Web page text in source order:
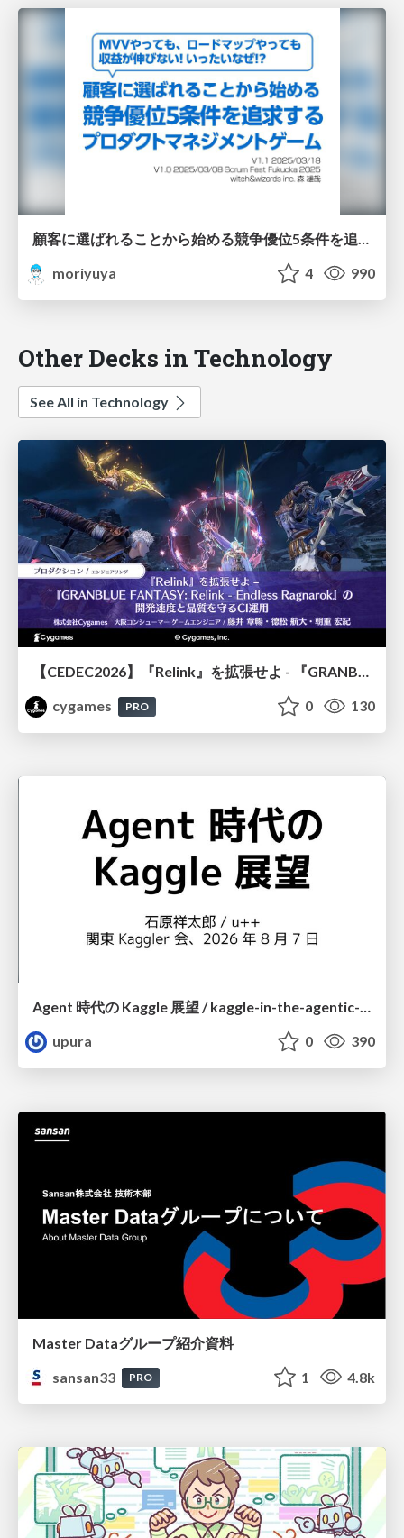
顧客に選ばれることから始める競争優位5条件を追求するプロダクトマネジメントゲーム/Five Criteria of Competitive Advantage SFF2025
moriyuya
4 990
Other Decks in Technology
See All in Technology
cygames
PRO 0 130
Agent 時代の Kaggle 展望 / kaggle-in-the-agentic-era
upura
0 390
Master Dataグループ紹介資料
sansan33
PRO 1 4.8k